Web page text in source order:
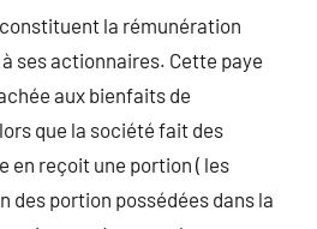
la rémunération
ses actionnaires. Cette paye
aux bienfaits de
que la société fait des
en reçoit une portion ( les
des portion possédées dans la